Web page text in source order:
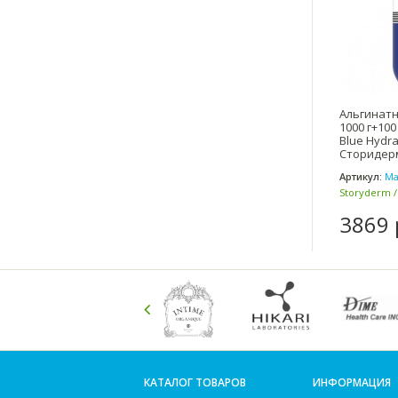
1000
Blue
Артикул:
Storyderm
3869
КАТАЛОГ ТОВАРОВ ИНФОРМАЦИЯ